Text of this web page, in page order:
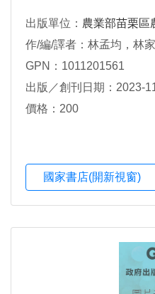
出版單位： 農業部苗栗區
作/編/譯者：林孟均，林
GPN：1011201561
出版／創刊日期：2023-
價格：200
國家書店(開新視窗)